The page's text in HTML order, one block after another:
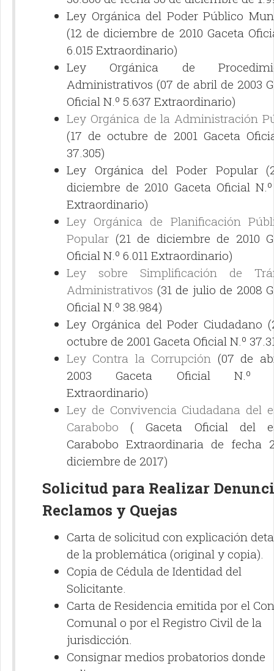
Ley Orgánica del Poder Público
(12 de diciembre de 2010 Gaceta
6.015 Extraordinario)
Ley Orgánica de
Administrativos (07 de abril de 2003
Oficial N.º 5.637 Extraordinario)
Ley Orgánica de la Administración
(17 de octubre de 2001 Gaceta
37.305)
Ley Orgánica del Poder Popular
diciembre de 2010 Gaceta Oficial N.º
Extraordinario)
Ley Orgánica de Planificación
Popular (21 de diciembre de 2010
Oficial N.º 6.011 Extraordinario)
Ley sobre Simplificación de
Administrativos (31 de julio de 2008
Oficial N.º 38.984)
Ley Orgánica del Poder Ciudadano
octubre de 2001 Gaceta Oficial N.º
Ley Contra la Corrupción (07 de
2003 Gaceta Oficial N.º
Extraordinario)
Ley de Convivencia Ciudadana del
Carabobo ( Gaceta Oficial del
Carabobo Extraordinaria de fecha
diciembre de 2017)
Solicitud para Realizar
Reclamos y Quejas
Carta de solicitud con explicación
de la problemática (original y copia).
Copia de Cédula de Identidad del
Solicitante.
Carta de Residencia emitida por el
Comunal o por el Registro Civil de la
jurisdicción.
Consignar medios probatorios donde